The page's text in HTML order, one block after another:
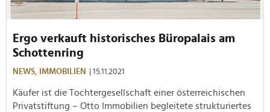
Ergo verkauft historisches Büropalais am
Schottenring
NEWS, IMMOBILIEN | 15.11.2021
Käufer ist die Tochtergesellschaft einer österreichischen
Privatstiftung – Otto Immobilien begleitete strukturiertes